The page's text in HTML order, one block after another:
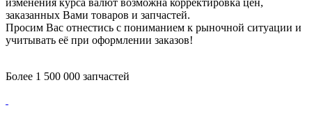
изменения курса валют возможна корректировка цен,
заказанных Вами товаров и запчастей.
Просим Вас отнестись с пониманием к рыночной ситуации и
учитывать её при оформлении заказов!
Более 1 500 000 запчастей